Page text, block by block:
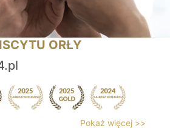
ORŁY
Pokaż więcej >>